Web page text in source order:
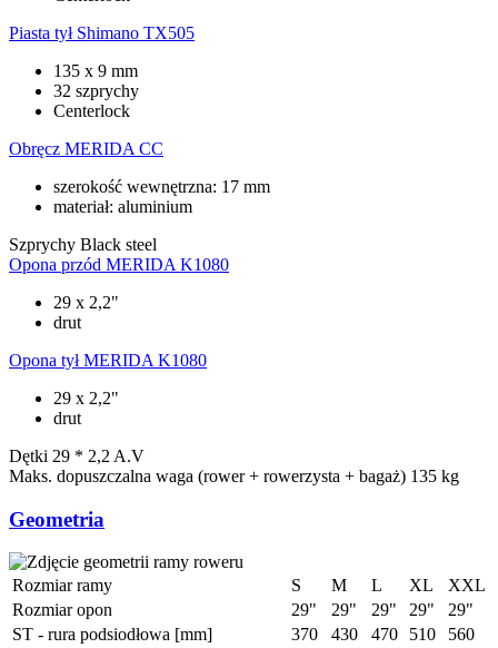
Piasta tył Shimano TX505
135 x 9 mm
32 szprychy
Centerlock
Obręcz MERIDA CC
szerokość wewnętrzna: 17 mm
materiał: aluminium
Szprychy Black steel
Opona przód MERIDA K1080
29 x 2,2"
drut
Opona tył MERIDA K1080
29 x 2,2"
drut
Dętki 29 * 2,2 A.V
Maks. dopuszczalna waga (rower + rowerzysta + bagaż) 135 kg
Geometria
Rozmiar ramy S M L XL
XXL
Rozmiar opon
29" 29" 29" 29"
29"
ST - rura podsiodłowa [mm]
370 430 470 510
560